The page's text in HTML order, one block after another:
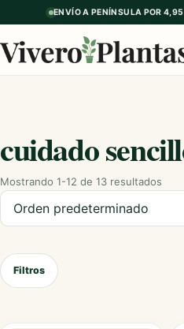
ENVÍO A PENÍNSULA POR
cuidado
Mostrando 1-12 de 13 resultados
Ordenar productos
Filtros